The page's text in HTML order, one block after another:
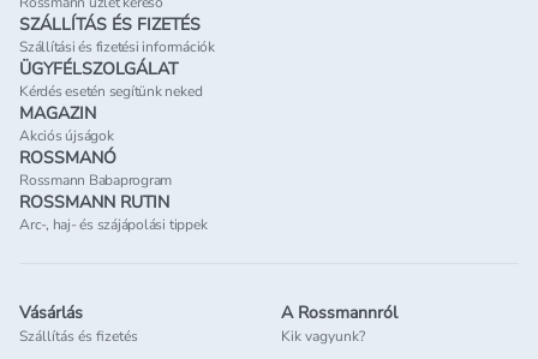
SZÁLLÍTÁS ÉS FIZETÉS
Szállítási és fizetési információk
ÜGYFÉLSZOLGÁLAT
Kérdés esetén segítünk neked
MAGAZIN
Akciós újságok
ROSSMANÓ
Rossmann Babaprogram
ROSSMANN RUTIN
Arc-, haj- és szájápolási tippek
Vásárlás
Szállítás és fizetés
A Rossmannról
Kik vagyunk?